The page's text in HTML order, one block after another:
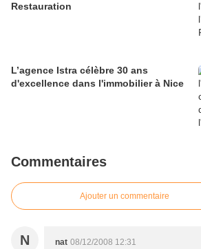
Restauration
L’agence Istra célèbre 30 ans
d'excellence dans l'immobilier à Nice
Commentaires
Ajouter un commentaire
N nat 08/12/2008 12:31